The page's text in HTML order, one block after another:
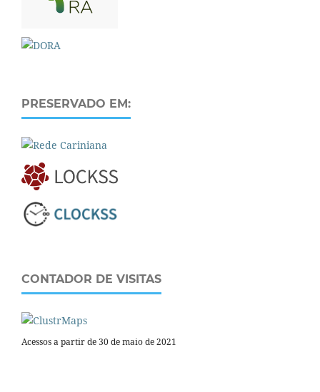
PRESERVADO EM:
CONTADOR DE VISITAS
Acessos a partir de 30 de maio de 2021